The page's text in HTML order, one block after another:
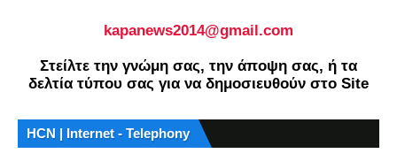
kapanews2014@gmail.com
Στείλτε την γνώμη σας, την άποψη σας, ή τα
δελτία τύπου σας για να δημοσιευθούν στο Site
HCN | Internet - Telephony